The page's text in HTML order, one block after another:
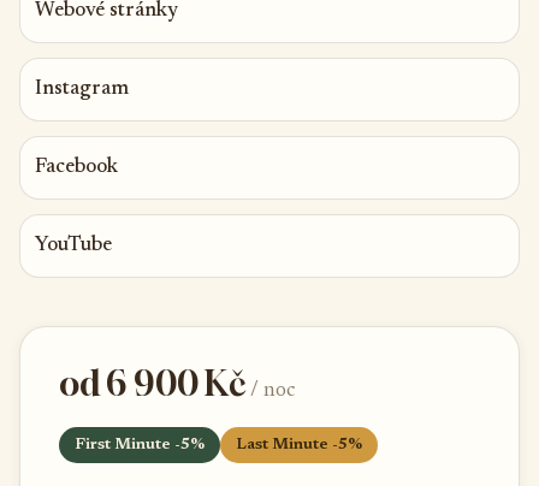
Webové stránky
Instagram
Facebook
YouTube
od 6 900 Kč/ noc
First Minute -5% Last Minute -5%